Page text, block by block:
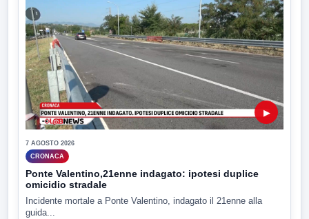
▶
7 AGOSTO 2026
CRONACA
Ponte Valentino,21enne indagato: ipotesi duplice
omicidio stradale
Incidente mortale a Ponte Valentino, indagato il 21enne alla
guida...